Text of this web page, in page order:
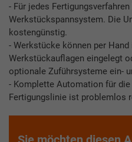
- Für jedes
Werkstückspannsystem. Die
kostengünstig.
- Werkstücke können per
Werkstückauflagen eingelegt
optionale Zuführsysteme ein-
- Komplette Automation für die
Fertigungslinie ist problemlos